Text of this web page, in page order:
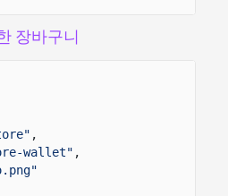
장바구니
,
wallet" ,